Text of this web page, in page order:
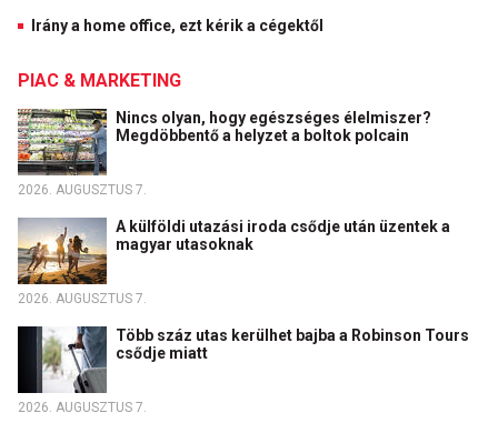
Irány a home office, ezt kérik a cégektől
PIAC & MARKETING
Nincs olyan, hogy egészséges élelmiszer?
Megdöbbentő a helyzet a boltok polcain
2026. AUGUSZTUS 7.
A külföldi utazási iroda csődje után üzentek a
magyar utasoknak
2026. AUGUSZTUS 7.
Több száz utas kerülhet bajba a Robinson Tours
csődje miatt
2026. AUGUSZTUS 7.